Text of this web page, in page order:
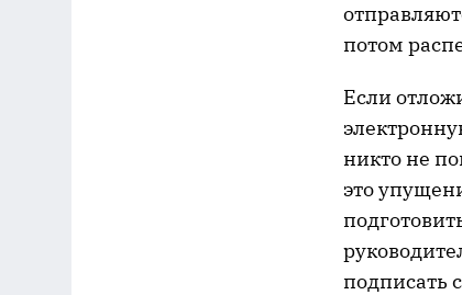
потом
Если
никто не
это
подписать